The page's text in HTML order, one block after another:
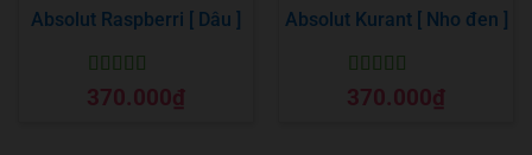
Absolut Raspberri [ Dâu ]
Được xếp
hạng55 sao
370.000₫
Absolut Kurant [ Nho đen ]
Được xếp
hạng55 sao
370.000₫